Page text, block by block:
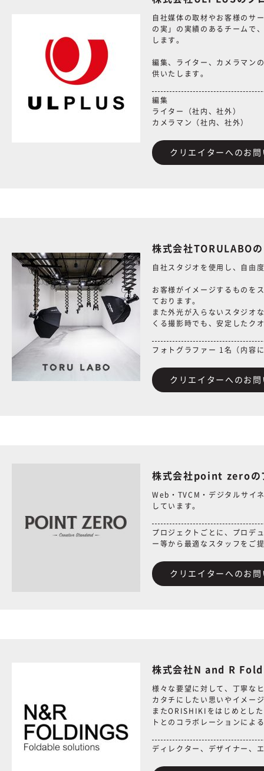
自社媒体の取材やお客様のサ
の実」の実績のあるチームで
します。
編集、ライター、カメラマン
供いたします。
編集
ライター（社内、社外）
カメラマン（社内、社外）
クリエイターへのお
株式会社TORULABO
自社スタジオを使用し、自由
お客様がイメージするものを
ております。
また外光が入らないスタジオ
くる撮影時でも、安定したク
フォトグラファー 1名（内容
クリエイターへのお
株式会社point zeroの
Web・TVCM・デジタルサイ
しています。
プロジェクトごとに、プロデ
ー等から最適なスタッフをご
クリエイターへのお
株式会社N and R
様々な要望に対して、丁寧な
カタチにしたい思いやイメー
またORISHIKIをはじめとし
トとのコラボレーションによ
ディレクター、デザイナー、